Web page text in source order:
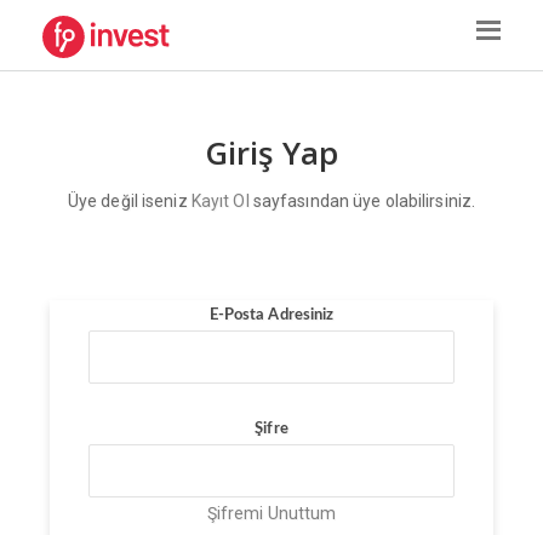
Giriş Yap
Üye değil iseniz Kayıt Ol sayfasından üye olabilirsiniz.
E-Posta Adresiniz
Şifre
Şifremi Unuttum